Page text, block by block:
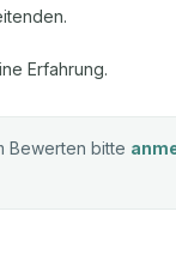
Erfahrung.
Bewerten bitte